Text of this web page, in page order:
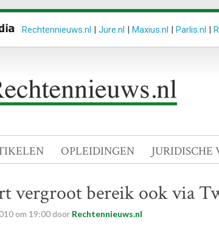
Rechtennieuws.nl | Jure.nl | Maxius.nl | Parlis.nl |
OPLEIDINGEN JURIDISCHE
vergroot bereik ook via
om 19:00 door Rechtennieuws.nl